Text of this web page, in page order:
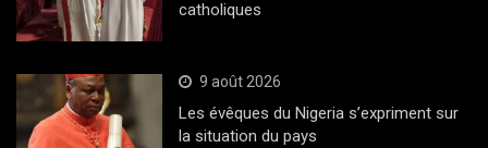
catholiques
9 août 2026
Les évêques du Nigeria s’expriment sur
la situation du pays